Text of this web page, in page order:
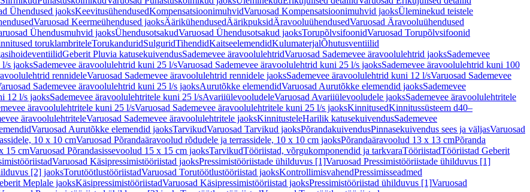
Ühendused jaoksKeevitusühendusedKompensatsioonimuhvidVaruosad Kompensatsioonimuhvid jaoksÜleminekud teistele
Varuosad Keermeühendused jaoksÄärikühendusedÄärikpuksidÄravooluühendusedVaruosad Äravooluühendused
Ühendusmuhvid jaoksÜhendusotsakudVaruosad Ühendusotsakud jaoksTorupõlvsifoonidVaruosad Torupõlvsifoonid
toruklambriteleTorukanduridSulguridTihendidKaitseelemendidKulumaterjalÕhutusventiilid
Geberit Pluvia katusekuivendusSademevee äravoolulehtridVaruosad Sademevee äravoolulehtrid jaoksSademevee
l/s jaoksSademevee äravoolulehtrid kuni 25 l/sVaruosad Sademevee äravoolulehtrid kuni 25 l/s jaoksSademevee äravoolulehtrid kuni 100
rennideleVaruosad Sademevee äravoolulehtrid rennidele jaoksSademevee äravoolulehtrid kuni 12 l/sVaruosad Sademevee
Sademevee äravoolulehtrid kuni 25 l/s jaoksAurutõkke elemendidVaruosad Aurutõkke elemendid jaoksSademevee
12 l/s jaoksSademevee äravoolulehtritele kuni 25 l/sAvariiülevooludeleVaruosad Avariiülevooludele jaoksSademevee äravoolulehtritele
äravoolulehtritele kuni 25 l/sVaruosad Sademevee äravoolulehtritele kuni 25 l/s jaoksKinnitusedKinnitussüsteem d40–
äravoolulehtriteleVaruosad Sademevee äravoolulehtritele jaoksKinnitusteleHarilik katusekuivendusSademevee
Varuosad Aurutõkke elemendid jaoksTarvikudVaruosad Tarvikud jaoksPõrandakuivendusPinnasekuivendus sees ja väljasVaruosad
10 x 10 cmVaruosad Põrandaäravoolud rõdudele ja terrassidele, 10 x 10 cm jaoksPõrandaäravoolud 13 x 13 cmPõranda
15 cmVaruosad Põrandasissevoolud 15 x 15 cm jaoksTarvikudTööriistad, võrgukomponendid ja tarkvaraTööriistadTööriistad Geberit
Varuosad Käsipressimistööriistad jaoksPressimistööriistade ühilduvus [1]Varuosad Pressimistööriistade ühilduvus [1]
[2] jaoksTorutöötlustööriistadVaruosad Torutöötlustööriistad jaoksKontrollimisvahendPressimisseadmed
Meplale jaoksKäsipressimistööriistadVaruosad Käsipressimistööriistad jaoksPressimistööriistad ühilduvus [1]Varuosad